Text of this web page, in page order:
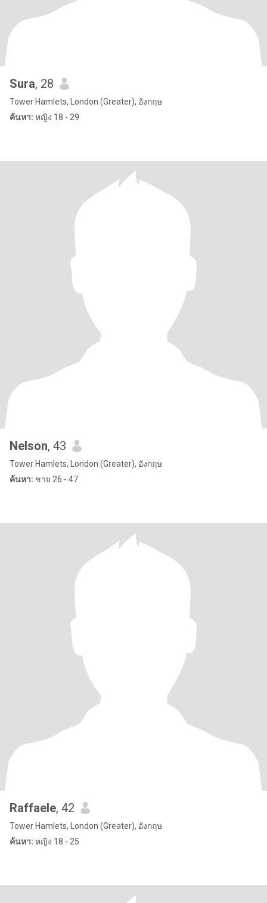
Sura, 28
Tower Hamlets, London (Greater), อังกฤษ
ค้นหา: หญิง 18 - 29
Nelson, 43
Tower Hamlets, London (Greater), อังกฤษ
ค้นหา: ชาย 26 - 47
Raffaele, 42
Tower Hamlets, London (Greater), อังกฤษ
ค้นหา: หญิง 18 - 25